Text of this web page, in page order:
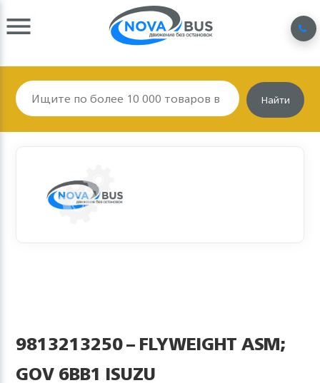
Найти
9813213250 – FLYWEIGHT ASM;
GOV 6BB1 ISUZU